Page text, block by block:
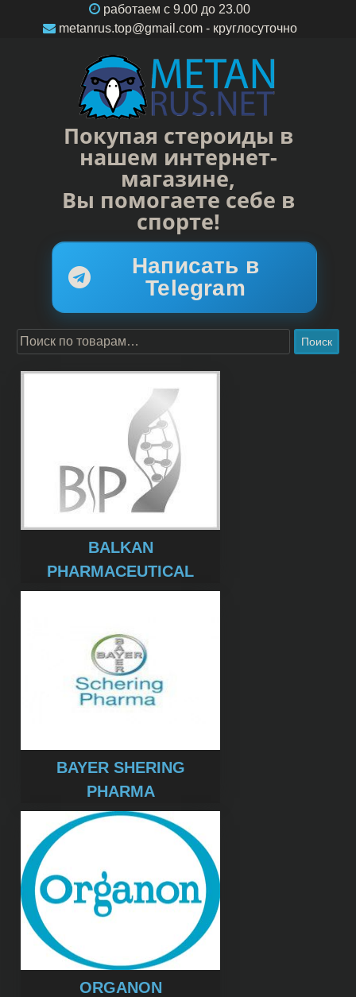
работаем c 9.00 до 23.00
metanrus.top@gmail.com- круглосуточно
Покупая стероиды в
нашем интернет-
магазине,
Вы помогаете себе в
спорте!
Написать в
Telegram
Поиск
BALKAN
PHARMACEUTICAL
BAYER SHERING
PHARMA
ORGANON